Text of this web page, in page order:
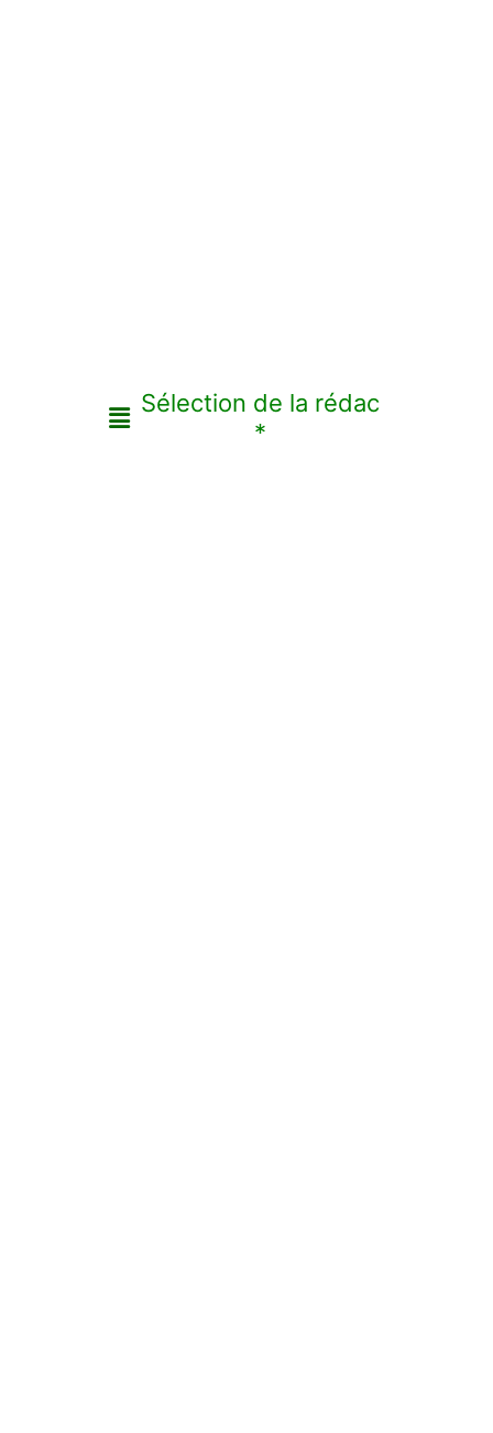
Sélection de la rédac
*